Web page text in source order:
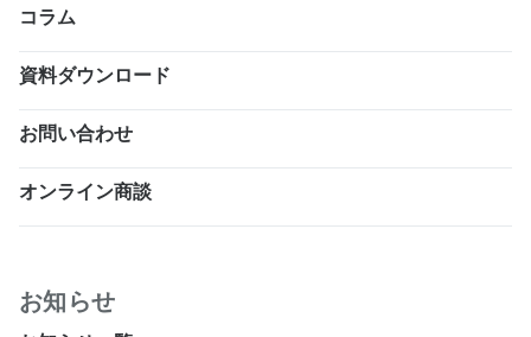
コラム
資料ダウンロード
お問い合わせ
オンライン商談
お知らせ